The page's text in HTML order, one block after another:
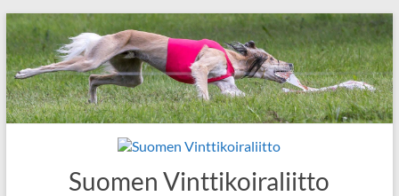
Skip
to
content
Suomen Vinttikoiraliitto